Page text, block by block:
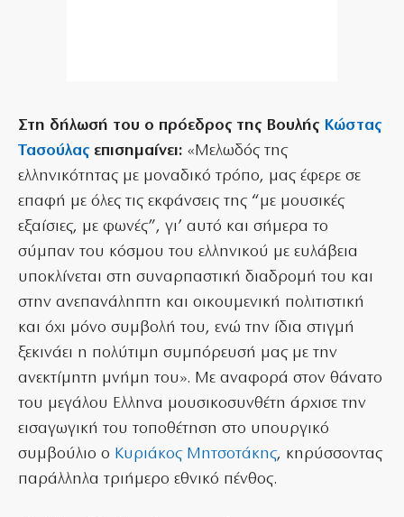
Στη δήλωσή του ο πρόεδρος της Βουλής Κώστας
Τασούλαςεπισημαίνει: «Μελωδός της
ελληνικότητας με μοναδικό τρόπο, μας έφερε σε
επαφή με όλες τις εκφάνσεις της “με μουσικές
εξαίσιες, με φωνές”, γι’ αυτό και σήμερα το
σύμπαν του κόσμου του ελληνικού με ευλάβεια
υποκλίνεται στη συναρπαστική διαδρομή του και
στην ανεπανάληπτη και οικουμενική πολιτιστική
και όχι μόνο συμβολή του, ενώ την ίδια στιγμή
ξεκινάει η πολύτιμη συμπόρευσή μας με την
ανεκτίμητη μνήμη του». Με αναφορά στον θάνατο
του μεγάλου Ελληνα μουσικοσυνθέτη άρχισε την
εισαγωγική του τοποθέτηση στο υπουργικό
συμβούλιο ο Κυριάκος Μητσοτάκης, κηρύσσοντας
παράλληλα τριήμερο εθνικό πένθος.